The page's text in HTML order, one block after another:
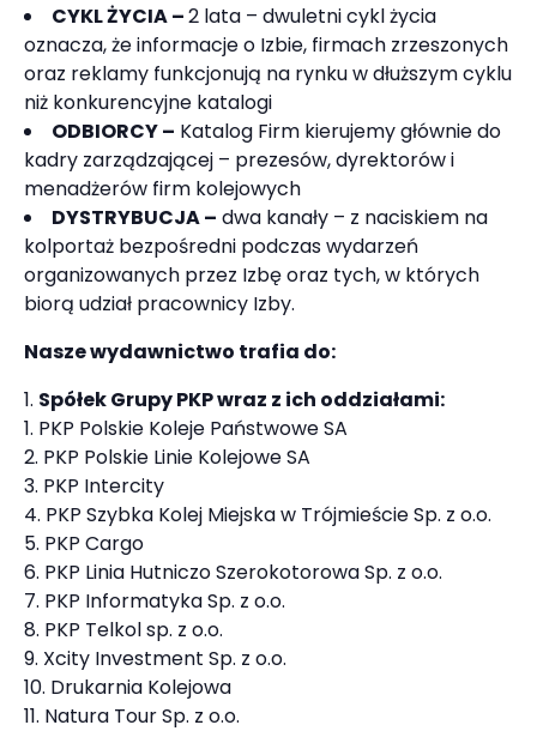
CYKL ŻYCIA–2 lata – dwuletni cykl życia
oznacza, że informacje o Izbie, firmach zrzeszonych
oraz reklamy funkcjonują na rynku w dłuższym cyklu
niż konkurencyjne katalogi
ODBIORCY– Katalog Firm kierujemy głównie do
kadry zarządzającej – prezesów, dyrektorów i
menadżerów firm kolejowych
DYSTRYBUCJA– dwa kanały – z naciskiem na
kolportaż bezpośredni podczas wydarzeń
organizowanych przez Izbę oraz tych, w których
biorą udział pracownicy Izby.
Nasze wydawnictwo trafia do:
Spółek Grupy PKP wraz z ich oddziałami:
PKP Polskie Koleje Państwowe SA
PKP Polskie Linie Kolejowe SA
PKP Intercity
PKP Szybka Kolej Miejska w Trójmieście Sp. z o.o.
PKP Cargo
PKP Linia Hutniczo Szerokotorowa Sp. z o.o.
PKP Informatyka Sp. z o.o.
PKP Telkol sp. z o.o.
Xcity Investment Sp. z o.o.
Drukarnia Kolejowa
Natura Tour Sp. z o.o.